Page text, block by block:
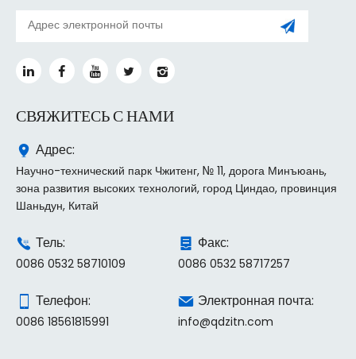
СВЯЖИТЕСЬ С НАМИ
Адрес:
Научно-технический парк Чжитенг, № 11, дорога Минъюань,
зона развития высоких технологий, город Циндао, провинция
Шаньдун, Китай
Тель:
0086 0532 58710109
Факс:
0086 0532 58717257
Телефон:
0086 18561815991
Электронная почта:
info@qdzitn.com